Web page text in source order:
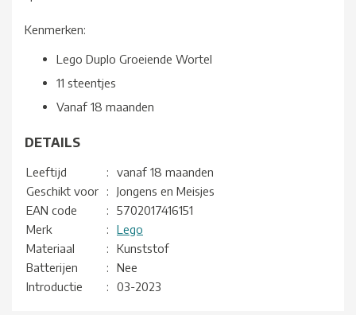
Kenmerken:
Lego Duplo Groeiende Wortel
11 steentjes
Vanaf 18 maanden
DETAILS
Leeftijd :
vanaf 18 maanden
Geschikt voor
:
Jongens en Meisjes
EAN code
:
5702017416151
Merk
:
Lego
Materiaal
:
Kunststof
Batterijen
:
Nee
Introductie
: 03-2023